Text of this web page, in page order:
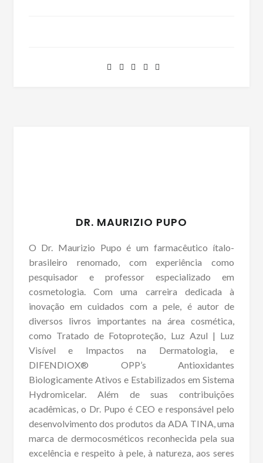
DR. MAURIZIO PUPO
O Dr. Maurizio Pupo é um farmacêutico ítalo-
brasileiro renomado, com experiência como
pesquisador e professor especializado em
cosmetologia. Com uma carreira dedicada à
inovação em cuidados com a pele, é autor de
diversos livros importantes na área cosmética,
como Tratado de Fotoproteção, Luz Azul | Luz
Visível e Impactos na Dermatologia, e
DIFENDIOX® OPP’s Antioxidantes
Biologicamente Ativos e Estabilizados em Sistema
Hydromicelar. Além de suas contribuições
acadêmicas, o Dr. Pupo é CEO e responsável pelo
desenvolvimento dos produtos da ADA TINA, uma
marca de dermocosméticos reconhecida pela sua
excelência e respeito à pele, à natureza, aos seres